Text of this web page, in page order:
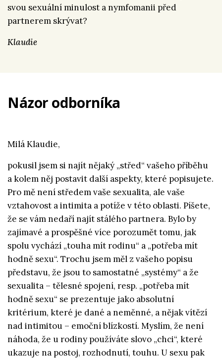
svou sexuální minulost a nymfomanii před
partnerem skrývat?
Klaudie
Názor odborníka
Milá Klaudie,
pokusil jsem si najít nějaký „střed“ vašeho příběhu
a kolem něj postavit další aspekty, které popisujete.
Pro mě není středem vaše sexualita, ale vaše
vztahovost a intimita a potíže v této oblasti. Píšete,
že se vám nedaří najít stálého partnera. Bylo by
zajímavé a prospěšné více porozumět tomu, jak
spolu vychází „touha mít rodinu“ a „potřeba mít
hodně sexu“. Trochu jsem měl z vašeho popisu
představu, že jsou to samostatné „systémy“ a že
sexualita – tělesné spojení, resp. „potřeba mít
hodně sexu“ se prezentuje jako absolutní
kritérium, které je dané a neměnné, a nějak vítězí
nad intimitou – emoční blízkostí. Myslím, že není
náhoda, že u rodiny používáte slovo „chci“, které
ukazuje na postoj, rozhodnutí, touhu. U sexu pak